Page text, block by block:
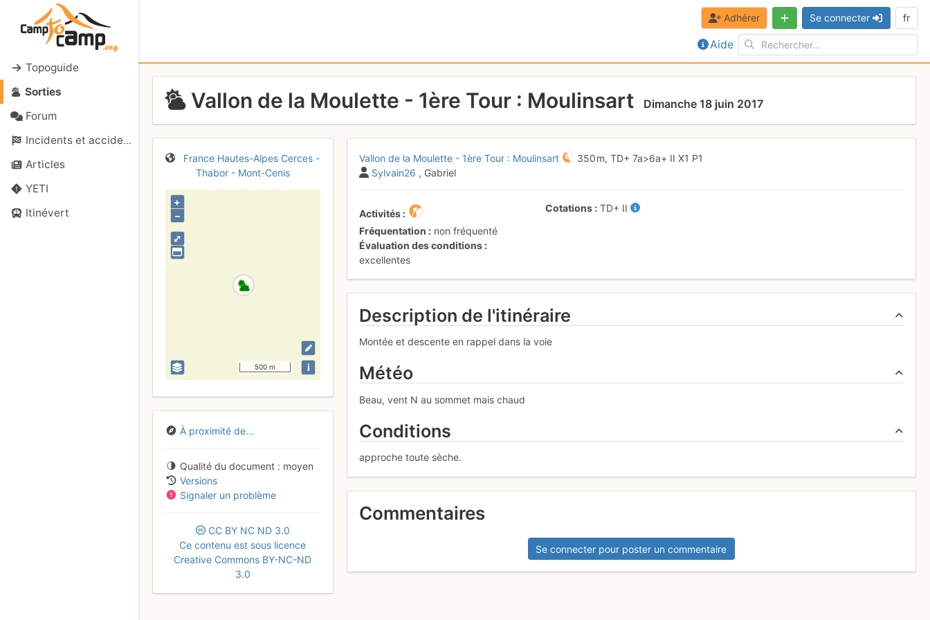
Topoguide
Sorties
Forum
Incidents et accidents
Articles
YETI
Itinévert
Aide
Adhérer Se connecter fr
Vallon de la Moulette - 1ère Tour : Moulinsart Dimanche 18 juin 2017
France Hautes-Alpes Cerces -
Thabor - Mont-Cenis
⤢
+
–
500 m i
À proximité de...
Qualité du document
moyen
Versions
Signaler un problème
CC BY NC ND 3.0
Ce contenu est sous licence
Creative Commons BY-NC-ND
3.0
Vallon de la Moulette - 1ère Tour : Moulinsart 350 m,TD+7a>6a+ IIX1 P1
Sylvain26 , Gabriel
Activités
Fréquentation
non fréquenté
Évaluation des conditions
excellentes
Cotations TD+ II
Description de l'itinéraire
Montée et descente en rappel dans la voie
Météo
Beau, vent N au sommet mais chaud
Conditions
approche toute sèche.
Commentaires
Se connecter pour poster un commentaire